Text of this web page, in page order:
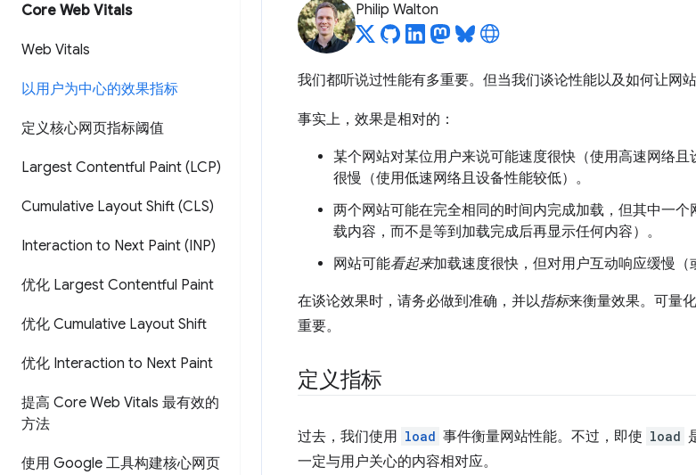
Core Web Vitals
Web Vitals
以用户为中心的效果指标
定义核心网页指标阈值
Largest Contentful Paint (LCP)
Cumulative Layout Shift (CLS)
Interaction to Next Paint (INP)
优化 Largest Contentful Paint
优化 Cumulative Layout Shift
优化 Interaction to Next Paint
提高 Core Web Vitals 最有效的
方法
使用 Google 工具构建核心网页
Philip Walton
我们都听说过性能有多重要。但当我们谈论性能以及如何让网
事实上，效果是相对的：
某个网站对某位用户来说可能速度很快（使用高速网络
很慢（使用低速网络且设备性能较低）。
两个网站可能在完全相同的时间内完成加载，但其中一个
载内容，而不是等到加载完成后再显示任何内容）。
网站可能看起来加载速度很快，但对用户互动响应缓慢（
在谈论效果时，请务必做到准确，并以指标来衡量效果。可量
重要。
定义指标
过去，我们使用 load 事件衡量网站性能。不过，即使 load
一定与用户关心的内容相对应。